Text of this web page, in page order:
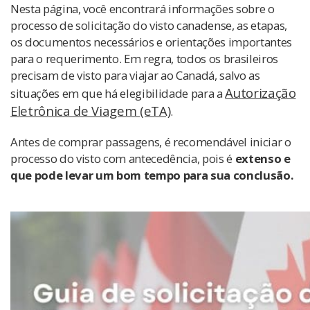
Nesta página, você encontrará informações sobre o
processo de solicitação do visto canadense, as etapas,
os documentos necessários e orientações importantes
para o requerimento. Em regra, todos os brasileiros
precisam de visto para viajar ao Canadá, salvo as
situações em que há elegibilidade para aAutorização
Eletrônica de Viagem (eTA).
Antes de comprar passagens, é recomendável iniciar o
processo do visto com antecedência, pois é extenso e
que pode levar um bom tempo para sua conclusão.